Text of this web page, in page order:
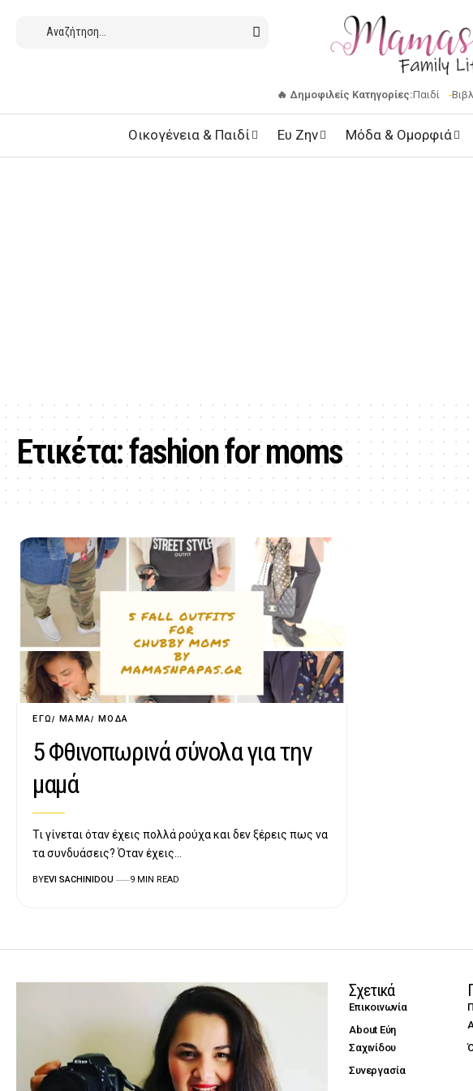
🔥 Δημοφιλείς Κατηγορίες:Παιδί
Οικογένεια & Παιδί Ευ Ζην Μόδα & Ομορφιά
Ετικέτα:fashion for moms
ΕΓΏ ΜΑΜΆ ΜΌΔΑ
5 Φθινοπωρινά σύνολα για την
μαμά
Τι γίνεται όταν έχεις πολλά ρούχα και δεν ξέρεις πως να
τα συνδυάσεις? Όταν έχεις…
BYEVI SACHINIDOU 9 MIN READ
Σχετικά
Επικοινωνία
About Εύη
Σαχινίδου
Συνεργασία